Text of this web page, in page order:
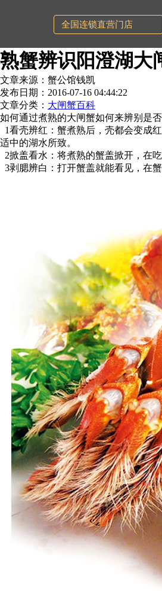
熟蟹辨识阳澄湖大
文章来源：蟹公馆钱凯
发布日期：2016-07-16 04:44:22
文章分类： 大闸蟹百科
如何通过煮熟的大闸蟹如何来辨别是
1看壳辨红：蟹煮熟后，壳都会变成
适中的湖水所致。
2掀盖看水：将煮熟的蟹盖掀开，在
3剥腮辨白：打开蟹盖就能看见，在
全国连锁直营门店